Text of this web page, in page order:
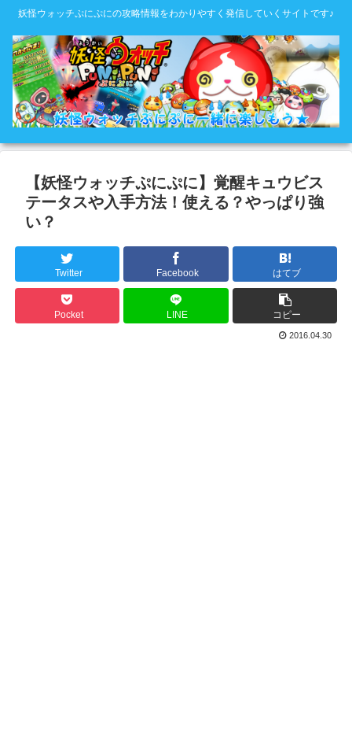
妖怪ウォッチぷにぷにの攻略情報をわかりやすく発信していくサイトです♪
【妖怪ウォッチぷにぷに】覚醒キュウビス
テータスや入手方法！使える？やっぱり強
い？
Twitter Facebook はてブ
Pocket LINE コピー
2016.04.30